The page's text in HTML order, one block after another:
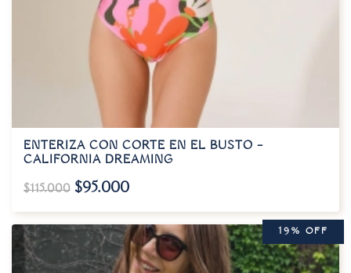
ENTERIZA CON CORTE EN EL BUSTO –
CALIFORNIA DREAMING
$115.000 $95.000
19% OFF